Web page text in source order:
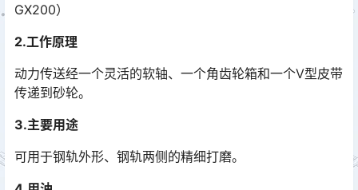
GX200）
2.工作原理
动力传送经一个灵活的软轴、一个角齿轮箱和一个V型皮带
传递到砂轮。
3.主要用途
可用于钢轨外形、钢轨两侧的精细打磨。